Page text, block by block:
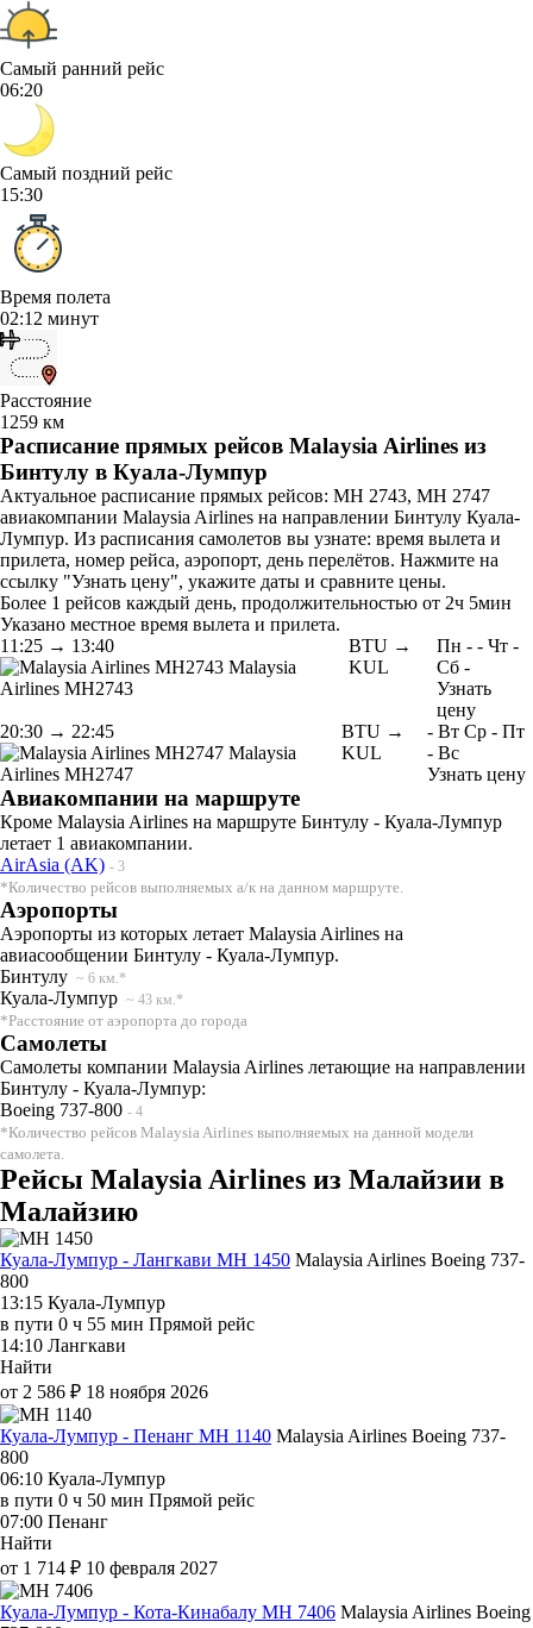
Самый ранний рейс
06:20
Самый поздний рейс
15:30
Время полета
02:12 минут
Расстояние
1259 км
Расписание прямых рейсов Malaysia Airlines из
Бинтулу в Куала-Лумпур
Актуальное расписание прямых рейсов: MH 2743, MH 2747
авиакомпании Malaysia Airlines на направлении Бинтулу Куала-
Лумпур. Из расписания самолетов вы узнате: время вылета и
прилета, номер рейса, аэропорт, день перелётов. Нажмите на
ссылку "Узнать цену", укажите даты и сравните цены.
Более 1 рейсов каждый день, продолжительностью от 2ч 5мин
Указано местное время вылета и прилета.
11:25 → 13:40
Malaysia
Airlines MH2743
BTU →
KUL
Пн - - Чт -
Сб -
Узнать
цену
20:30 → 22:45
Malaysia
Airlines MH2747
BTU →
KUL
- Вт Ср - Пт
- Вс
Узнать цену
Авиакомпании на маршруте
Кроме Malaysia Airlines на маршруте Бинтулу - Куала-Лумпур
летает 1 авиакомпании.
AirAsia (AK) - 3
*Количество рейсов выполняемых а/к на данном маршруте.
Аэропорты
Аэропорты из которых летает Malaysia Airlines на
авиасообщении Бинтулу - Куала-Лумпур.
Бинтулу ~ 6 км.*
Куала-Лумпур ~ 43 км.*
*Расстояние от аэропорта до города
Самолеты
Самолеты компании Malaysia Airlines летающие на направлении
Бинтулу - Куала-Лумпур:
Boeing 737-800 - 4
*Количество рейсов Malaysia Airlines выполняемых на данной модели
самолета.
Рейсы Malaysia Airlines из Малайзии в
Малайзию
Куала-Лумпур - Лангкави MH 1450 Malaysia Airlines Boeing 737-
800
13:15 Куала-Лумпур
в пути 0 ч 55 мин Прямой рейс
14:10 Лангкави
Найти
от 2 586 ₽ 18 ноября 2026
Куала-Лумпур - Пенанг MH 1140 Malaysia Airlines Boeing 737-
800
06:10 Куала-Лумпур
в пути 0 ч 50 мин Прямой рейс
07:00 Пенанг
Найти
от 1 714 ₽ 10 февраля 2027
Куала-Лумпур - Кота-Кинабалу MH 7406 Malaysia Airlines Boeing